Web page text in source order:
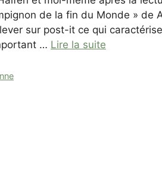
de la fin du Monde » de
sur post-it ce qui
… Lire la suite